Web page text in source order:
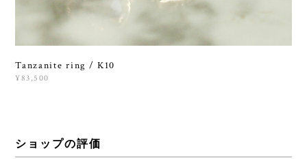
Tanzanite ring / K10
¥83,500
ショップの評価